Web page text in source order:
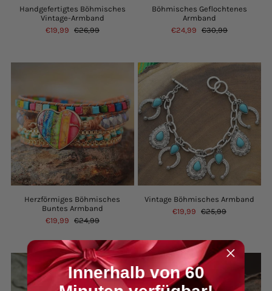
Handgefertigtes Böhmisches
Vintage-Armband
€19,99 €26,99
Böhmisches Geflochtenes
Armband
€24,99
€30,99
Herzförmiges Böhmisches
Buntes Armband
€19,99 €24,99
Vintage Böhmisches Armband
€19,99
€25,99
Innerhalb von 60